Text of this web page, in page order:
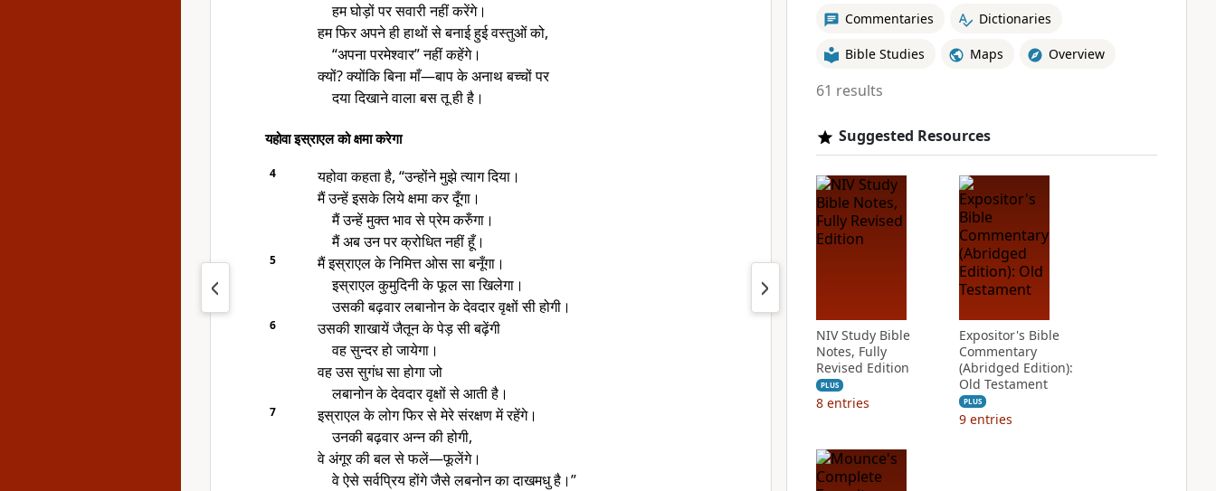
हम घोड़ों पर सवारी नहीं करेंगे।
हम फिर अपने ही हाथों से बनाई हुई वस्तुओं को,
“अपना परमेश्वार” नहीं कहेंगे।
क्यों? क्योंकि बिना माँ—बाप के अनाथ बच्चों पर
दया दिखाने वाला बस तू ही है।
यहोवा इस्राएल को क्षमा करेगा
4
यहोवा कहता है, “उन्होंने मुझे त्याग दिया।
मैं उन्हें इसके लिये क्षमा कर दूँगा।
मैं उन्हें मुक्त भाव से प्रेम करुँगा।
मैं अब उन पर क्रोधित नहीं हूँ।
5
मैं इस्राएल के निमित्त ओस सा बनूँगा।
इस्राएल कुमुदिनी के फूल सा खिलेगा।
उसकी बढ़वार लबानोन के देवदार वृक्षों सी होगी।
6
उसकी शाखायें जैतून के पेड़ सी बढ़ेंगी
वह सुन्दर हो जायेगा।
वह उस सुगंध सा होगा जो
लबानोन के देवदार वृक्षों से आती है।
7
इस्राएल के लोग फिर से मेरे संरक्षण में रहेंगे।
उनकी बढ़वार अन्न की होगी,
वे अंगूर की बल से फलें—फूलेंगे।
वे ऐसे सर्वप्रिय होंगे जैसे लबनोन का दाखमधु है।”
Commentaries Dictionaries
Bible Studies Maps Overview
61 results
Suggested Resources
NIV Study Bible
Notes, Fully
Revised Edition
PLUS
8 entries
Expositor's Bible
Commentary
(Abridged Edition):
Old Testament
PLUS
9 entries